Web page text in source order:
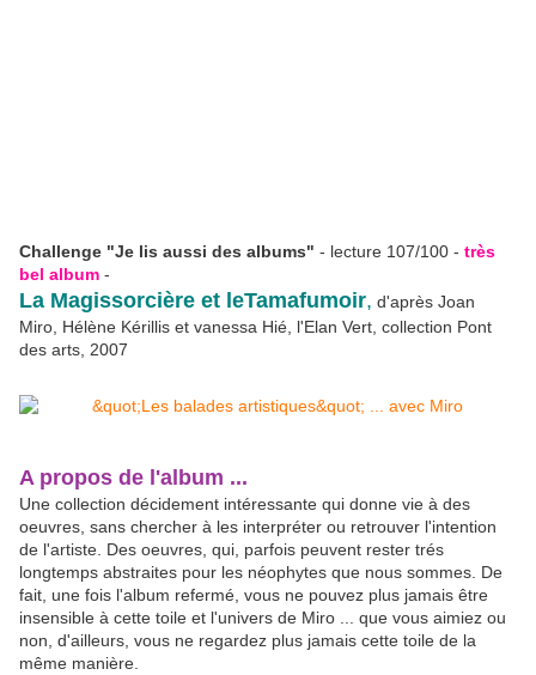
Challenge "Je lis aussi des albums" - lecture 107/100 - très
bel album -
La Magissorcière et leTamafumoir, d'après Joan
Miro, Hélène Kérillis et vanessa Hié, l'Elan Vert, collection Pont
des arts, 2007
A propos de l'album ...
Une collection décidement intéressante qui donne vie à des
oeuvres, sans chercher à les interpréter ou retrouver l'intention
de l'artiste. Des oeuvres, qui, parfois peuvent rester trés
longtemps abstraites pour les néophytes que nous sommes. De
fait, une fois l'album refermé, vous ne pouvez plus jamais être
insensible à cette toile et l'univers de Miro ... que vous aimiez ou
non, d'ailleurs, vous ne regardez plus jamais cette toile de la
même manière.